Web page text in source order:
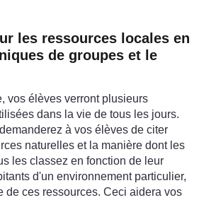
les ressources locales en
de groupes et le
vos élèves verront plusieurs
dans la vie de tous les jours.
à vos élèves de citer
naturelles et la manière dont les
les classez en fonction de leur
d'un environnement particulier,
de ces ressources. Ceci aidera vos